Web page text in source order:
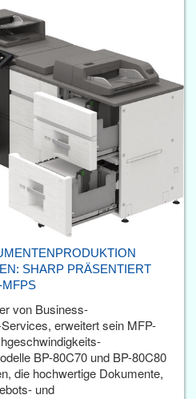
SHARP PRÄSENTIERT
von Business-
erweitert sein MFP-
BP-80C70 und BP-80C80
die hochwertige Dokumente,
und